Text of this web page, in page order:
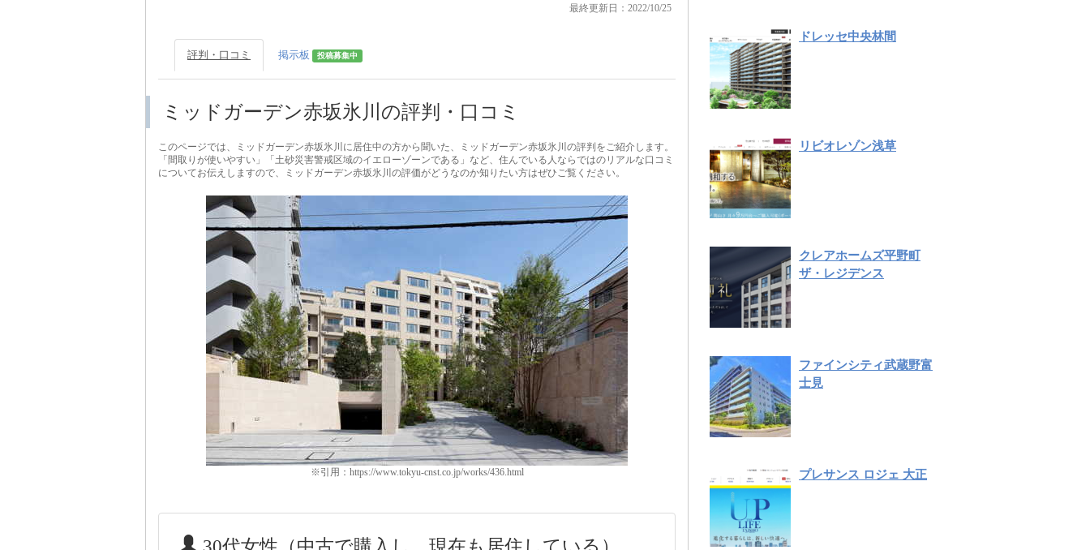
最終更新日：2022/10/25
評判・口コミ 掲示板 投稿募集中
ミッドガーデン赤坂氷川の評判・口コミ
このページでは、ミッドガーデン赤坂氷川に居住中の方から聞いた、ミッドガーデン赤坂氷川の評判をご紹介します。
「間取りが使いやすい」「土砂災害警戒区域のイエローゾーンである」など、住んでいる人ならではのリアルな口コミ
についてお伝えしますので、ミッドガーデン赤坂氷川の評価がどうなのか知りたい方はぜひご覧ください。
※引用：https://www.tokyu-cnst.co.jp/works/436.html
ドレッセ中央林間
リビオレゾン浅草
クレアホームズ平野町
ザ・レジデンス
ファインシティ武蔵野富
士見
プレサンス ロジェ 大正